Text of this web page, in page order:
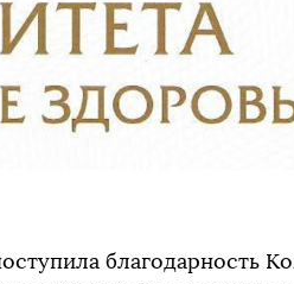
благодарность